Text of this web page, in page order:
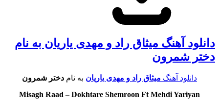
دانلود آهنگ میثاق راد و مهدی یاریان به نام
دختر شمرون
دانلود آهنگ میثاق راد و مهدی یاریان به نام دختر شمرون
Misagh Raad – Dokhtare Shemroon Ft Mehdi Yariyan